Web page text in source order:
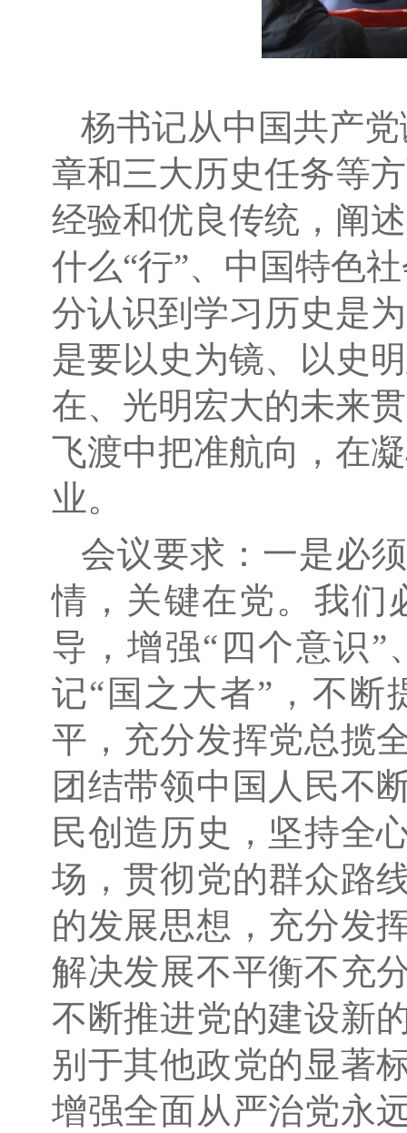
杨书记从中国共产
章和三大历史任务等
经验和优良传统，阐
什么“行”、中国特色
分认识到学习历史是
是要以史为镜、以史
在、光明宏大的未来
飞渡中把准航向，在
业。
会议要求：一是必
情，关键在党。我们
导，增强“四个意识”
记“国之大者”，不断
平，充分发挥党总揽
团结带领中国人民不
民创造历史，坚持全
场，贯彻党的群众路
的发展思想，充分发
解决发展不平衡不充
不断推进党的建设新
别于其他政党的显著
增强全面从严治党永